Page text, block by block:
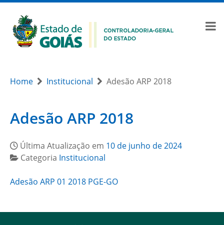
Home Institucional Adesão ARP 2018
Adesão ARP 2018
Última Atualização em 10 de junho de 2024
Categoria Institucional
Adesão ARP 01 2018 PGE-GO